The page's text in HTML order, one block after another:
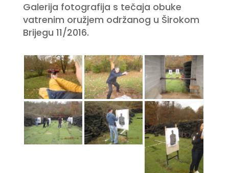
Galerija fotografija s tečaja obuke
vatrenim oružjem održanog u Širokom
Brijegu 11/2016.